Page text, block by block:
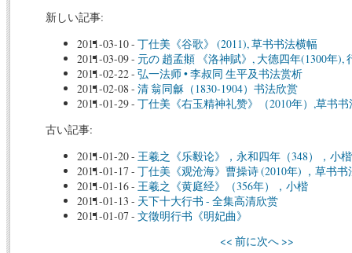
新しい記事:
2011-03-10- 丁仕美《谷歌》 (2011), 草书书法横幅
2011-03-09- 元の 趙孟頫 《洛神賦》, 大德四年(1300年),
2011-02-22- 弘一法师 • 李叔同 生平及书法赏析
2011-02-08 - 清 翁同龢（1830-1904）书法欣赏
2011-01-29- 丁仕美《右玉精神礼赞》（2010年）,草书
古い記事:
2011-01-20- 王羲之《乐毅论》，永和四年（348），小楷
2011-01-17 - 丁仕美《观沧海》曹操诗 (2010年) ，草书书
2011-01-16- 王羲之《黄庭经》（356年），小楷
2011-01-13 - 天下十大行书 - 全集高清欣赏
2011-01-07 - 文徵明行书《明妃曲》
<< 前に次へ >>